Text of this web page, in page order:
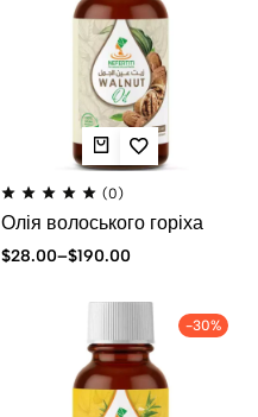
(0)
Олія волоського горіха
$28.00–$190.00
-30%